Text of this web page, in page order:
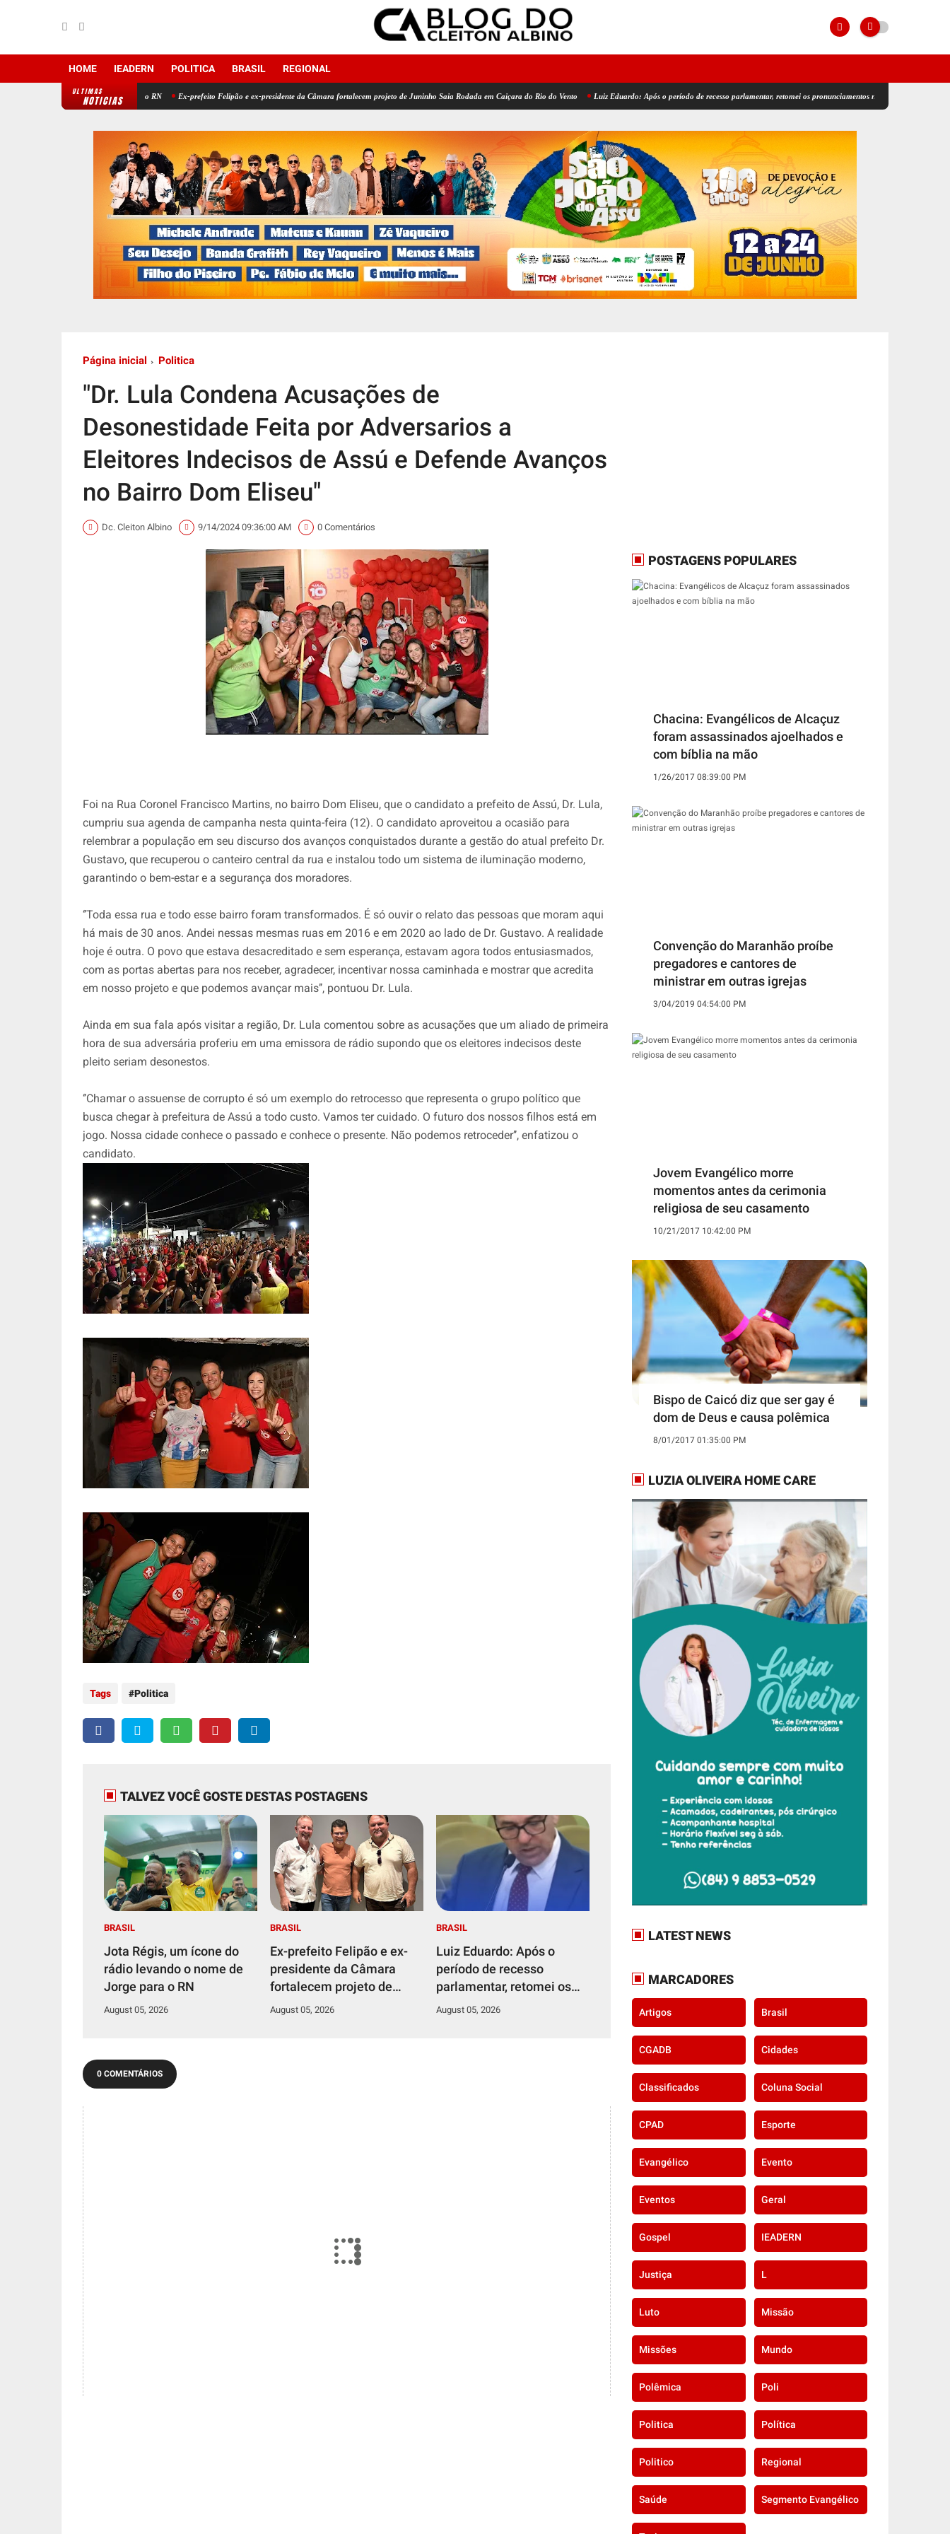
HOME IEADERN POLITICA BRASIL REGIONAL
ULTIMAS
NOTICIAS
o nome de Jorge para o RN Ex-prefeito Felipão e ex-presidente da Câmara fortalecem projeto de Juninho Saia Rodada em Caiçara do Rio do Vento Luiz Eduardo: Após o período de recesso parlamentar, retomei os pronunciamentos na tribuna da ALRN, reafirmando
Página inicial Politica
"Dr. Lula Condena Acusações de
Desonestidade Feita por Adversarios a
Eleitores Indecisos de Assú e Defende Avanços
no Bairro Dom Eliseu"
Dc. Cleiton Albino 9/14/2024 09:36:00 AM 0 Comentários
Foi na Rua Coronel Francisco Martins, no bairro Dom Eliseu, que o candidato a prefeito de Assú, Dr. Lula,
cumpriu sua agenda de campanha nesta quinta-feira (12). O candidato aproveitou a ocasião para
relembrar a população em seu discurso dos avanços conquistados durante a gestão do atual prefeito Dr.
Gustavo, que recuperou o canteiro central da rua e instalou todo um sistema de iluminação moderno,
garantindo o bem-estar e a segurança dos moradores.
‘’Toda essa rua e todo esse bairro foram transformados. É só ouvir o relato das pessoas que moram aqui
há mais de 30 anos. Andei nessas mesmas ruas em 2016 e em 2020 ao lado de Dr. Gustavo. A realidade
hoje é outra. O povo que estava desacreditado e sem esperança, estavam agora todos entusiasmados,
com as portas abertas para nos receber, agradecer, incentivar nossa caminhada e mostrar que acredita
em nosso projeto e que podemos avançar mais’’, pontuou Dr. Lula.
Ainda em sua fala após visitar a região, Dr. Lula comentou sobre as acusações que um aliado de primeira
hora de sua adversária proferiu em uma emissora de rádio supondo que os eleitores indecisos deste
pleito seriam desonestos.
‘’Chamar o assuense de corrupto é só um exemplo do retrocesso que representa o grupo político que
busca chegar à prefeitura de Assú a todo custo. Vamos ter cuidado. O futuro dos nossos filhos está em
jogo. Nossa cidade conhece o passado e conhece o presente. Não podemos retroceder’’, enfatizou o
candidato.
Tags Politica
TALVEZ VOCÊ GOSTE DESTAS POSTAGENS
BRASIL
Jota Régis, um ícone do
rádio levando o nome de
Jorge para o RN
August 05, 2026
BRASIL
Ex-prefeito Felipão e ex-
presidente da Câmara
fortalecem projeto de
Juninho Saia Rodada em
August 05, 2026
BRASIL
Luiz Eduardo: Após o
período de recesso
parlamentar, retomei os
pronunciamentos na
August 05, 2026
0 COMENTÁRIOS
POSTAGENS POPULARES
Chacina: Evangélicos de Alcaçuz
foram assassinados ajoelhados e
com bíblia na mão
1/26/2017 08:39:00 PM
Convenção do Maranhão proíbe
pregadores e cantores de
ministrar em outras igrejas
3/04/2019 04:54:00 PM
Jovem Evangélico morre
momentos antes da cerimonia
religiosa de seu casamento
10/21/2017 10:42:00 PM
Bispo de Caicó diz que ser gay é
dom de Deus e causa polêmica
8/01/2017 01:35:00 PM
LUZIA OLIVEIRA HOME CARE
LATEST NEWS
MARCADORES
Artigos Brasil
CGADB Cidades
Classificados Coluna Social
CPAD Esporte
Evangélico Evento
Eventos Geral
Gospel IEADERN
Justiça L
Luto Missão
Missões Mundo
Polêmica Poli
Politica Política
Politico Regional
Saúde Segmento Evangélico